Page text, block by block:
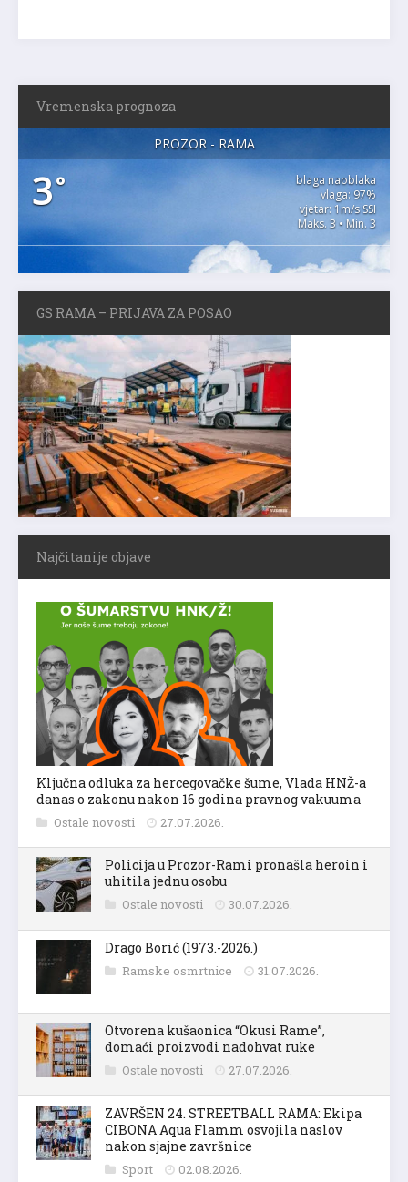
Vremenska prognoza
PROZOR - RAMA
3°
blaga naoblaka
vlaga: 97%
vjetar: 1m/s SSI
Maks. 3 • Min. 3
GS RAMA – PRIJAVA ZA POSAO
Najčitanije objave
Ključna odluka za hercegovačke šume, Vlada HNŽ-a
danas o zakonu nakon 16 godina pravnog vakuuma
Ostale novosti 27.07.2026.
Policija u Prozor-Rami pronašla heroin i
uhitila jednu osobu
Ostale novosti 30.07.2026.
Drago Borić (1973.-2026.)
Ramske osmrtnice 31.07.2026.
Otvorena kušaonica “Okusi Rame”,
domaći proizvodi nadohvat ruke
Ostale novosti 27.07.2026.
ZAVRŠEN 24. STREETBALL RAMA: Ekipa
CIBONA Aqua Flamm osvojila naslov
nakon sjajne završnice
Sport 02.08.2026.